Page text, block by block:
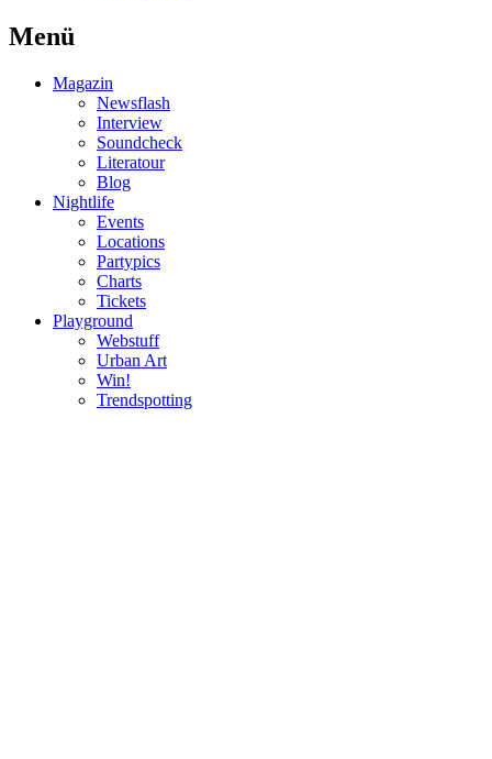
Menü
Magazin
Newsflash
Interview
Soundcheck
Literatour
Blog
Nightlife
Events
Locations
Partypics
Charts
Tickets
Playground
Webstuff
Urban Art
Win!
Trendspotting